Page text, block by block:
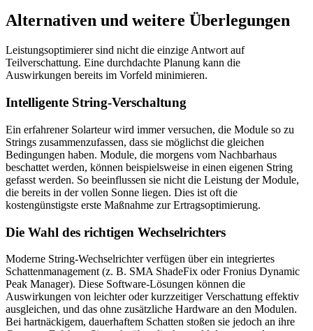
Alternativen und weitere Überlegungen
Leistungsoptimierer sind nicht die einzige Antwort auf
Teilverschattung. Eine durchdachte Planung kann die
Auswirkungen bereits im Vorfeld minimieren.
Intelligente String-Verschaltung
Ein erfahrener Solarteur wird immer versuchen, die Module so zu
Strings zusammenzufassen, dass sie möglichst die gleichen
Bedingungen haben. Module, die morgens vom Nachbarhaus
beschattet werden, können beispielsweise in einen eigenen String
gefasst werden. So beeinflussen sie nicht die Leistung der Module,
die bereits in der vollen Sonne liegen. Dies ist oft die
kostengünstigste erste Maßnahme zur Ertragsoptimierung.
Die Wahl des richtigen Wechselrichters
Moderne String-Wechselrichter verfügen über ein integriertes
Schattenmanagement (z. B. SMA ShadeFix oder Fronius Dynamic
Peak Manager). Diese Software-Lösungen können die
Auswirkungen von leichter oder kurzzeitiger Verschattung effektiv
ausgleichen, und das ohne zusätzliche Hardware an den Modulen.
Bei hartnäckigem, dauerhaftem Schatten stoßen sie jedoch an ihre